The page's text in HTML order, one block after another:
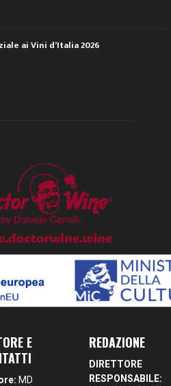
ai Vini d’Italia 2026
E
MD
REDAZIONE
DIRETTORE
RESPONSABILE: